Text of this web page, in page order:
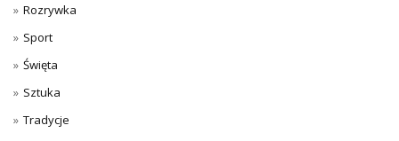
Rozrywka
Sport
Święta
Sztuka
Tradycje